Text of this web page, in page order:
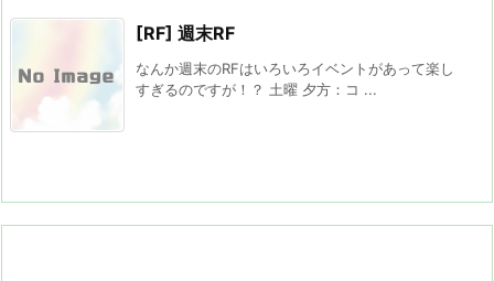
[RF] 週末RF
なんか週末のRFはいろいろイベントがあって楽し
すぎるのですが！？ 土曜 夕方：コ ...